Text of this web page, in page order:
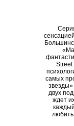
самых
двух
ждет